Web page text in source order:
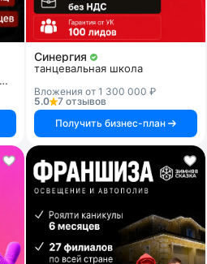
Синергия
танцевальная школа
Вложения от 1 300 000 ₽
5.0
7 отзывов
Получить бизнес-план